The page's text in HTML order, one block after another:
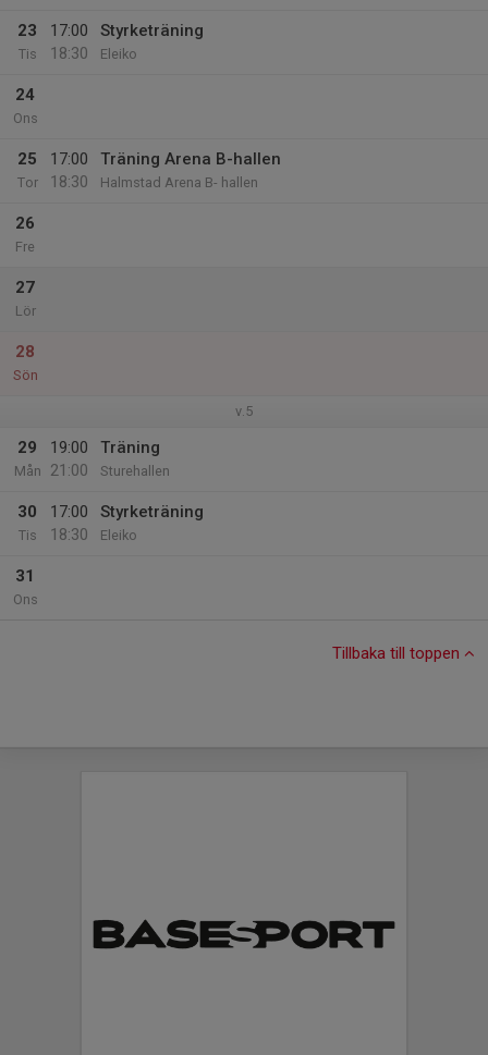
23
Tis
17:00
18:30
Styrketräning
Eleiko
24
Ons
25
Tor
17:00
18:30
Träning Arena B-hallen
Halmstad Arena B- hallen
26
Fre
27
Lör
28
Sön
v.5
29
Mån
19:00
21:00
Träning
Sturehallen
30
Tis
17:00
18:30
Styrketräning
Eleiko
31
Ons
Tillbaka till toppen